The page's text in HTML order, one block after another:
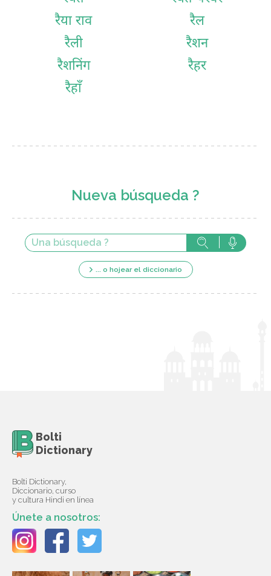
रैया राव
रैल
रैली
रैशन
रैशनिंग
रैहर
रैहाँ
Nueva búsqueda ?
... o hojear el diccionario
Bolti
Dictionary
Bolti Dictionary,
Diccionario, curso
y cultura Hindi en línea
Únete a nosotros: